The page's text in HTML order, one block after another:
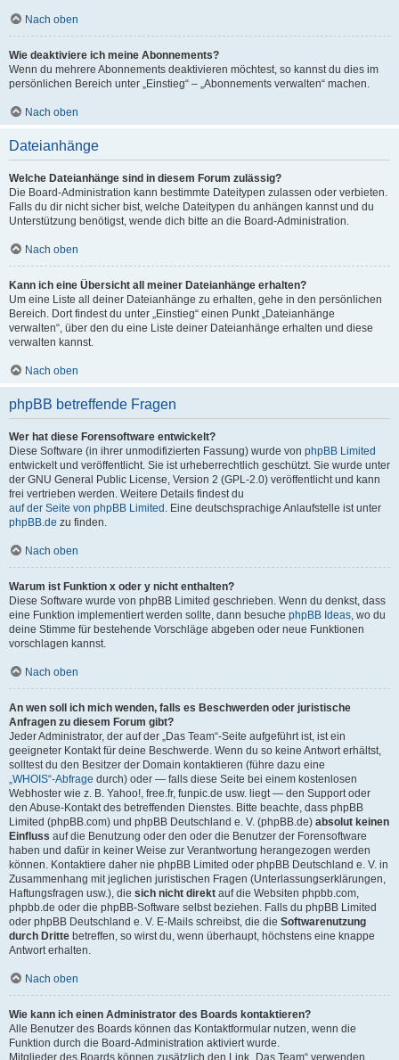
Nach oben
Wie deaktiviere ich meine Abonnements?
Wenn du mehrere Abonnements deaktivieren möchtest, so kannst du dies im
persönlichen Bereich unter „Einstieg“ – „Abonnements verwalten“ machen.
Nach oben
Dateianhänge
Welche Dateianhänge sind in diesem Forum zulässig?
Die Board-Administration kann bestimmte Dateitypen zulassen oder verbieten.
Falls du dir nicht sicher bist, welche Dateitypen du anhängen kannst und du
Unterstützung benötigst, wende dich bitte an die Board-Administration.
Nach oben
Kann ich eine Übersicht all meiner Dateianhänge erhalten?
Um eine Liste all deiner Dateianhänge zu erhalten, gehe in den persönlichen
Bereich. Dort findest du unter „Einstieg“ einen Punkt „Dateianhänge
verwalten“, über den du eine Liste deiner Dateianhänge erhalten und diese
verwalten kannst.
Nach oben
phpBB betreffende Fragen
Wer hat diese Forensoftware entwickelt?
Diese Software (in ihrer unmodifizierten Fassung) wurde von phpBB Limited
entwickelt und veröffentlicht. Sie ist urheberrechtlich geschützt. Sie wurde unter
der GNU General Public License, Version 2 (GPL-2.0) veröffentlicht und kann
frei vertrieben werden. Weitere Details findest du
auf der Seite von phpBB Limited . Eine deutschsprachige Anlaufstelle ist unter
phpBB.de zu finden.
Nach oben
Warum ist Funktion x oder y nicht enthalten?
Diese Software wurde von phpBB Limited geschrieben. Wenn du denkst, dass
eine Funktion implementiert werden sollte, dann besuche phpBB Ideas, wo du
deine Stimme für bestehende Vorschläge abgeben oder neue Funktionen
vorschlagen kannst.
Nach oben
An wen soll ich mich wenden, falls es Beschwerden oder juristische
Anfragen zu diesem Forum gibt?
Jeder Administrator, der auf der „Das Team“-Seite aufgeführt ist, ist ein
geeigneter Kontakt für deine Beschwerde. Wenn du so keine Antwort erhältst,
solltest du den Besitzer der Domain kontaktieren (führe dazu eine
„WHOIS“-Abfrage durch) oder — falls diese Seite bei einem kostenlosen
Webhoster wie z. B. Yahoo!, free.fr, funpic.de usw. liegt — den Support oder
den Abuse-Kontakt des betreffenden Dienstes. Bitte beachte, dass phpBB
Limited (phpBB.com) und phpBB Deutschland e. V. (phpBB.de) absolut keinen
Einfluss auf die Benutzung oder den oder die Benutzer der Forensoftware
haben und dafür in keiner Weise zur Verantwortung herangezogen werden
können. Kontaktiere daher nie phpBB Limited oder phpBB Deutschland e. V. in
Zusammenhang mit jeglichen juristischen Fragen (Unterlassungserklärungen,
Haftungsfragen usw.), die sich nicht direkt auf die Websiten phpbb.com,
phpbb.de oder die phpBB-Software selbst beziehen. Falls du phpBB Limited
oder phpBB Deutschland e. V. E-Mails schreibst, die die Softwarenutzung
durch Dritte betreffen, so wirst du, wenn überhaupt, höchstens eine knappe
Antwort erhalten.
Nach oben
Wie kann ich einen Administrator des Boards kontaktieren?
Alle Benutzer des Boards können das Kontaktformular nutzen, wenn die
Funktion durch die Board-Administration aktiviert wurde.
Mitglieder des Boards können zusätzlich den Link „Das Team“ verwenden.